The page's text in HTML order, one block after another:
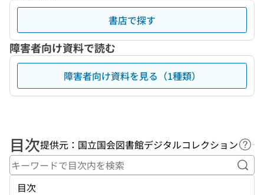
書店で探す
障害者向け資料で読む
障害者向け資料を見る（1種類）
目次提供元：国立国会図書館デジタルコレクション ヘ
キ
目次